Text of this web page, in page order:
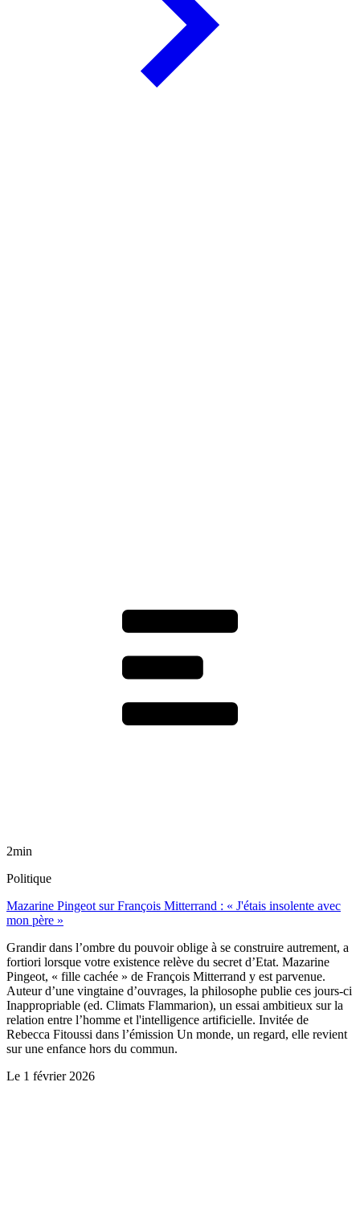
2min
Politique
Mazarine Pingeot sur François Mitterrand : « J'étais insolente avec
mon père »
Grandir dans l’ombre du pouvoir oblige à se construire autrement, a
fortiori lorsque votre existence relève du secret d’Etat. Mazarine
Pingeot, « fille cachée » de François Mitterrand y est parvenue.
Auteur d’une vingtaine d’ouvrages, la philosophe publie ces jours-ci
Inappropriable (ed. Climats Flammarion), un essai ambitieux sur la
relation entre l’homme et l'intelligence artificielle. Invitée de
Rebecca Fitoussi dans l’émission Un monde, un regard, elle revient
sur une enfance hors du commun.
Le 1 février 2026